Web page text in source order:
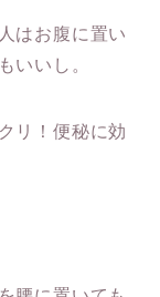
はお腹に置い
いいし。
リ！便秘に効